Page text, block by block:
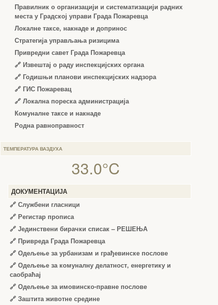
Правилник о организацији и систематизацији радних
места у Градској управи Града Пожаревца
Локалне таксе, накнаде и допринос
Стратегија управљања ризицима
Привредни савет Града Пожаревца
🔗 Извештај о раду инспекцијских органа
🔗 Годишњи планови инспекцијских надзора
🔗 ГИС Пожаревац
🔗 Локална пореска администрација
Комуналне таксе и накнаде
Родна равноправност
ТЕМПЕРАТУРА ВАЗДУХА
33.0°C
ДОКУМЕНТАЦИЈА
🔗 Службени гласници
🔗 Регистар прописа
🔗 Јединствени бирачки списак – РЕШЕЊА
🔗 Привреда Града Пожаревца
🔗 Одељење за урбанизам и грађевинске послове
🔗 Одељење за комуналну делатност, енергетику и
саобраћај
🔗 Одељење за имовинско-правне послове
🔗 Заштита животне средине